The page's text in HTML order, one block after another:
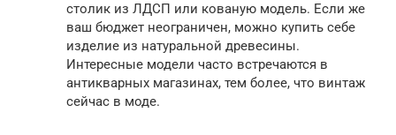
столик из ЛДСП или кованую модель. Если же
ваш бюджет неограничен, можно купить себе
изделие из натуральной древесины.
Интересные модели часто встречаются в
антикварных магазинах, тем более, что винтаж
сейчас в моде.